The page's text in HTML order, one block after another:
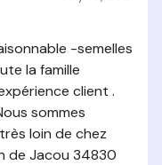
-semelles
la famille
client .
sommes
loin de chez
de Jacou 34830